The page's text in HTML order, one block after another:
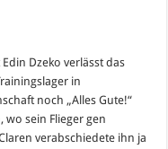
Dzeko verlässt das
in
noch „Alles Gute!“
wo sein Flieger gen
verabschiedete ihn ja